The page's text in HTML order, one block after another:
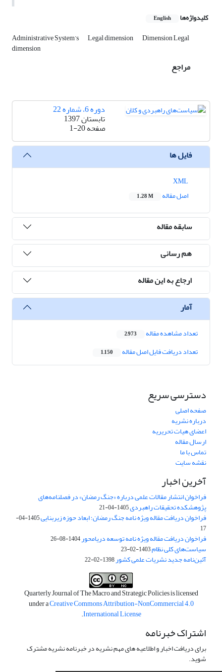
کلیدواژه‌ها English
Administrative System’s Legal dimension Dimension Legal
dimension
مراجع
دوره 6، شماره 22
تابستان 1397
صفحه1-20
فایل ها
اصل مقاله
1.28 M
سابقه مقاله
هم رسانی
ارجاع به این مقاله
آمار
تعداد مشاهده مقاله 2,973
تعداد دریافت فایل اصل مقاله 1,150
دسترسی سریع
صفحه اصلی
درباره نشریه
اعضای هیات تحریریه
ارسال مقاله
تماس با ما
نقشه سایت
آخرین اخبار
فراخوان انتشار مقالات علمی درباره «جنگ رمضان» در فصلنامه‌های
پژوهشکده تحقیقات راهبردی1405-04-21
فراخوان دریافت مقاله ویژه نامه جنگ رمضان؛ ابعاد حوزه زیربنایی
1405-04-
17
فراخوان دریافت مقاله ویژه نامه توسعه دریامحور1404-08-26
سیاست‌های کلی نظام1403-02-23
آئین‌نامه جدید نشریات علمی کشور1398-02-22
Quarterly Journal of The Macro and Strategic Policies is licensed
under aCreative Commons Attribution-NonCommercial 4.0
International License
.
اشتراک خبرنامه
برای دریافت اخبار و اطلاعیه های مهم نشریه در خبرنامه نشریه مشترک
شوید.